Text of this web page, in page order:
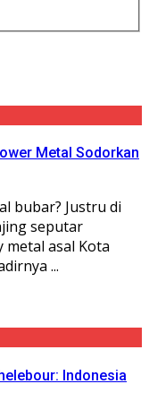
Metal Sodorkan
bubar? Justru di
seputar
asal Kota
...
Indonesia